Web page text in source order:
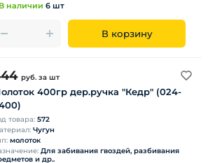
В наличии 6 шт
В корзину
руб. за шт
400гр дер.ручка "Кедр" (024-
товара: 572
Чугун
молоток
Для забивания гвоздей, разбивания
и др..